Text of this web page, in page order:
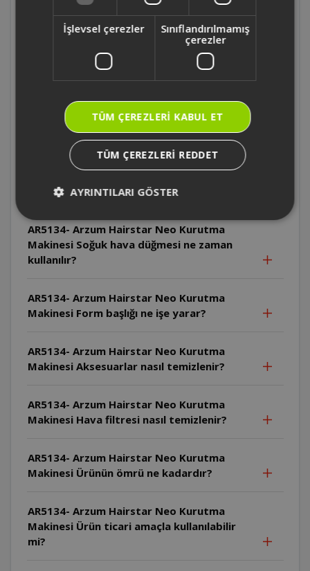
AR5134- Arzum Hairstar Neo Kurutma
Makinesi Cihaz pratik askı halkası ile nasıl
Makinesi Cihazın kablosu nasıl
saklanmalıdır?
AR5134- Arzum Hairstar Neo Kurutma
ısı ayarında kullanılabilir?
AR5134- Arzum Hairstar Neo Kurutma
Makinesi Soğuk hava düğmesi ne zaman
kullanılır?
AR5134- Arzum Hairstar Neo Kurutma
Makinesi Form başlığı ne işe yarar?
AR5134- Arzum Hairstar Neo Kurutma
Makinesi Aksesuarlar nasıl temizlenir?
AR5134- Arzum Hairstar Neo Kurutma
Makinesi Hava filtresi nasıl temizlenir?
AR5134- Arzum Hairstar Neo Kurutma
Makinesi Ürünün ömrü ne kadardır?
AR5134- Arzum Hairstar Neo Kurutma
Makinesi Ürün ticari amaçla kullanılabilir
mi?
İşlevsel çerezler
Sınıflandırılmamış
çerezler
TÜM ÇEREZLERI KABUL ET
TÜM ÇEREZLERI REDDET
AYRINTILARI GÖSTER